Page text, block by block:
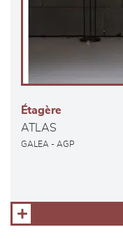
Étagère
ATLAS
GALEA - AGP